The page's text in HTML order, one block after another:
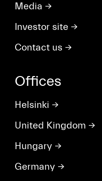
Media →
Investor site →
Contact us →
Offices
Helsinki →
United Kingdom →
Hungary →
Germany →